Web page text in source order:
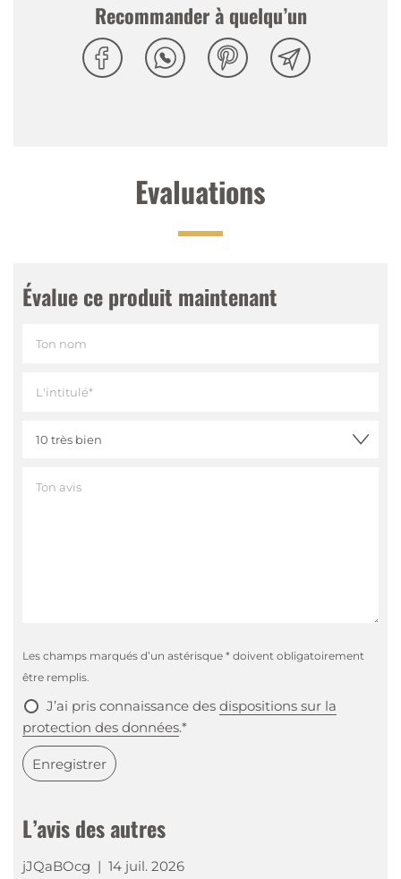
Recommander à quelqu’un
Evaluations
L’avis des autres
jJQaBOcg | 14 juil. 2026
Évalue ce produit maintenant
Les champs marqués d’un astérisque * doivent obligatoirement
être remplis.
J’ai pris connaissance des dispositions sur la
protection des données.*
Enregistrer